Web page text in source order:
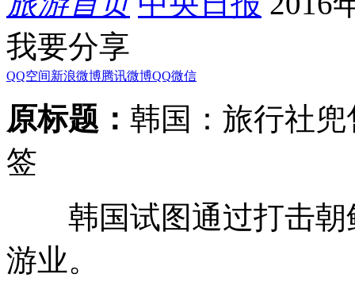
我要分享
QQ空间新浪微博腾讯微博QQ微信
原标题： 韩国：旅行社
签
韩国试图通过打击朝
游业。